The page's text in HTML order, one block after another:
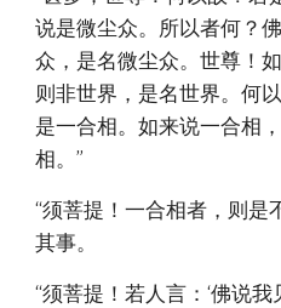
说是微尘众。所以者何？
众，是名微尘众。世尊！
则非世界，是名世界。何
是一合相。如来说一合相
相。”
“须菩提！一合相者，则是
其事。
“须菩提！若人言：‘佛说